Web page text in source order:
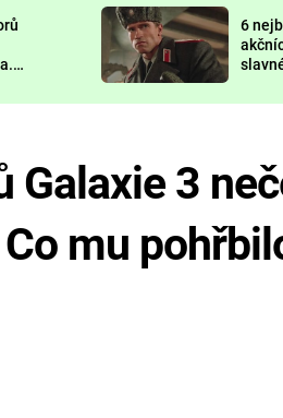
6
Galaxie 3
mu